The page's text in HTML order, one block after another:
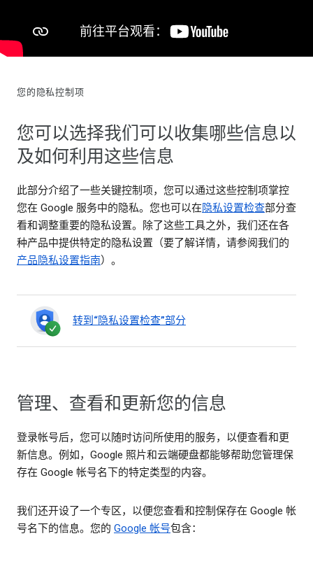
您的隐私控制项
您可以选择我们可以收集哪些信息以
及如何利用这些信息
此部分介绍了一些关键控制项，您可以通过这些控制项掌控
您在 Google 服务中的隐私。您也可以在隐私设置检查部分查
看和调整重要的隐私设置。除了这些工具之外，我们还在各
种产品中提供特定的隐私设置（要了解详情，请参阅我们的
产品隐私设置指南）。
转到“隐私设置检查”部分
管理、查看和更新您的信息
登录帐号后，您可以随时访问所使用的服务，以便查看和更
新信息。例如，Google 照片和云端硬盘都能够帮助您管理保
存在 Google 帐号名下的特定类型的内容。
我们还开设了一个专区，以便您查看和控制保存在 Google 帐
号名下的信息。您的 Google 帐号包含：